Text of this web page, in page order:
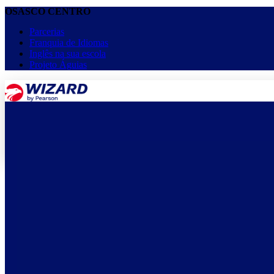
OSASCO CENTRO
Parcerias
Franquia de Idiomas
Inglês na sua escola
Projeto Águias